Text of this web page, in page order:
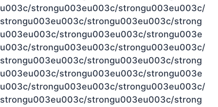
u003c/strongu003eu003c/strongu003eu003c/
strongu003eu003c/strongu003eu003c/strong
u003eu003c/strongu003eu003c/strongu003e
u003c/strongu003eu003c/strongu003eu003c/
strongu003eu003c/strongu003eu003c/strong
u003eu003c/strongu003eu003c/strongu003e
u003c/strongu003eu003c/strongu003eu003c/
strongu003eu003c/strongu003eu003c/strong